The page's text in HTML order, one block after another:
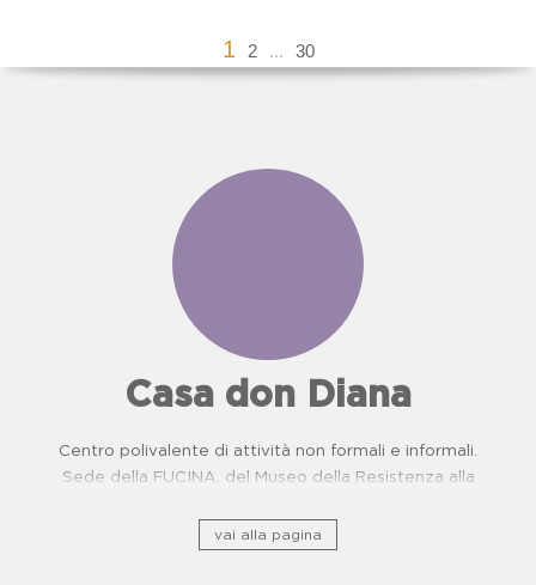
1 2 ... 30
Casa don Diana
Centro polivalente di attività non formali e informali.
Sede della FUCINA, del Museo della Resistenza alla
Oncologiche. Proposte didattiche per scuole.
vai alla pagina